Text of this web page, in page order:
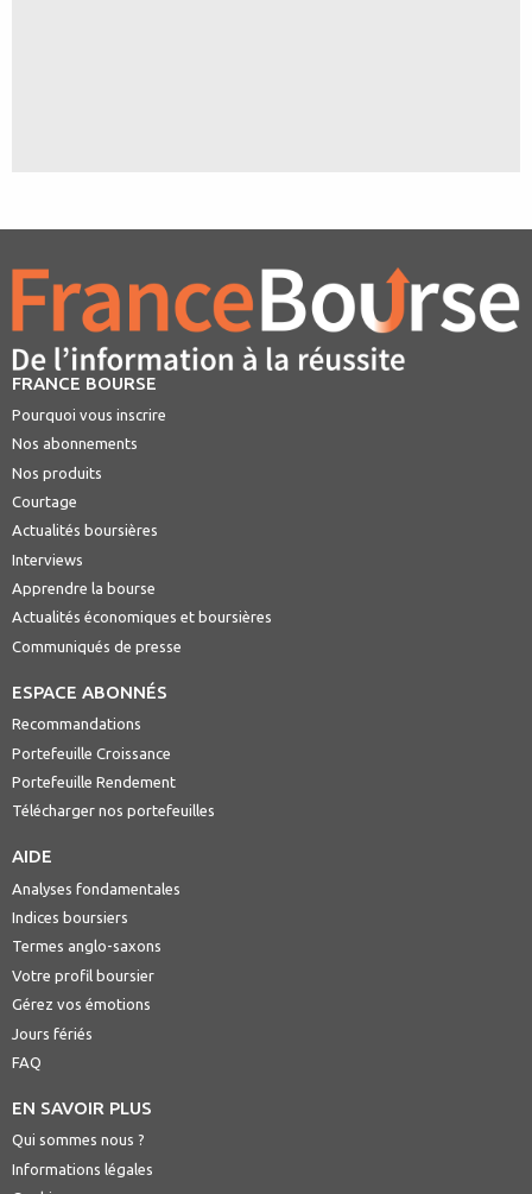
FRANCE BOURSE
Pourquoi vous inscrire
Nos abonnements
Nos produits
Courtage
Actualités boursières
Interviews
Apprendre la bourse
Actualités économiques et boursières
Communiqués de presse
ESPACE ABONNÉS
Recommandations
Portefeuille Croissance
Portefeuille Rendement
Télécharger nos portefeuilles
AIDE
Analyses fondamentales
Indices boursiers
Termes anglo-saxons
Votre profil boursier
Gérez vos émotions
Jours fériés
FAQ
EN SAVOIR PLUS
Qui sommes nous ?
Informations légales